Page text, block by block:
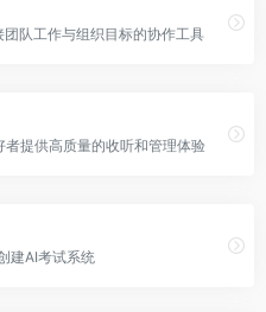
队工作与组织目标的协作工具
提供高质量的收听和管理体验
建AI考试系统